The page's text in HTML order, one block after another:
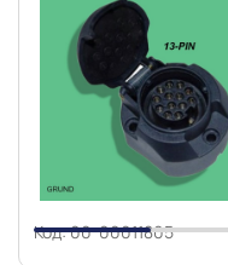
Slide 1 of 2
Код: 00-00011805